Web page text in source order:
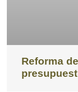
Reforma